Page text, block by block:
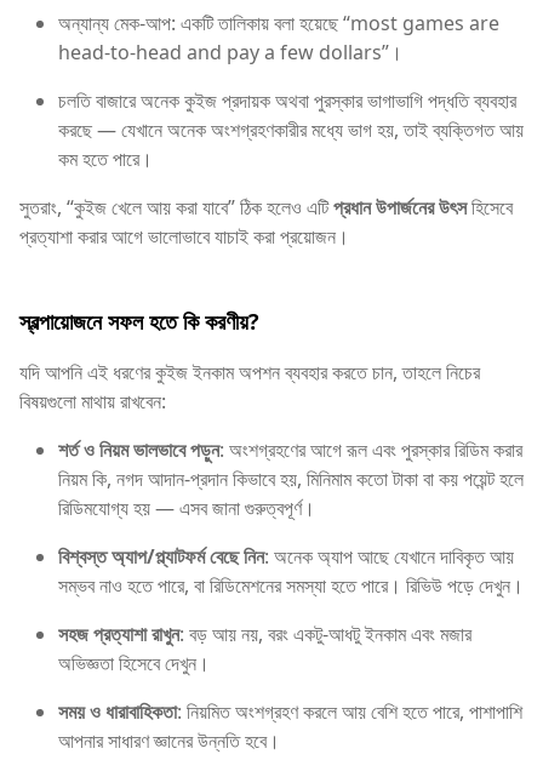
অন্যান্য মেক-আপ: একটি তালিকায় বলা হয়েছে “most games are
head-to-head and pay a few dollars”।
চলতি বাজারে অনেক কুইজ প্রদায়ক অথবা পুরস্কার ভাগাভাগি পদ্ধতি ব্যবহার
করছে — যেখানে অনেক অংশগ্রহণকারীর মধ্যে ভাগ হয়, তাই ব্যক্তিগত আয়
কম হতে পারে।
সুতরাং, “কুইজ খেলে আয় করা যাবে” ঠিক হলেও এটিপ্রধান উপার্জনের উৎসহিসেবে
প্রত্যাশা করার আগে ভালোভাবে যাচাই করা প্রয়োজন।
স্বল্পায়োজনে সফল হতে কি করণীয়?
যদি আপনি এই ধরণের কুইজ ইনকাম অপশন ব্যবহার করতে চান, তাহলে নিচের
বিষয়গুলো মাথায় রাখবেন:
শর্ত ও নিয়ম ভালভাবে পড়ুন: অংশগ্রহণের আগে রূল এবং পুরস্কার রিডিম করার
নিয়ম কি, নগদ আদান-প্রদান কিভাবে হয়, মিনিমাম কতো টাকা বা কয় পয়েন্ট হলে
রিডিমযোগ্য হয় — এসব জানা গুরুত্বপূর্ণ।
বিশ্বস্ত অ্যাপ/প্ল্যাটফর্ম বেছে নিন: অনেক অ্যাপ আছে যেখানে দাবিকৃত আয়
সম্ভব নাও হতে পারে, বা রিডিমেশনের সমস্যা হতে পারে। রিভিউ পড়ে দেখুন।
সহজ প্রত্যাশা রাখুন: বড় আয় নয়, বরং একটু-আধটু ইনকাম এবং মজার
অভিজ্ঞতা হিসেবে দেখুন।
সময় ও ধারাবাহিকতা: নিয়মিত অংশগ্রহণ করলে আয় বেশি হতে পারে, পাশাপাশি
আপনার সাধারণ জ্ঞানের উন্নতি হবে।